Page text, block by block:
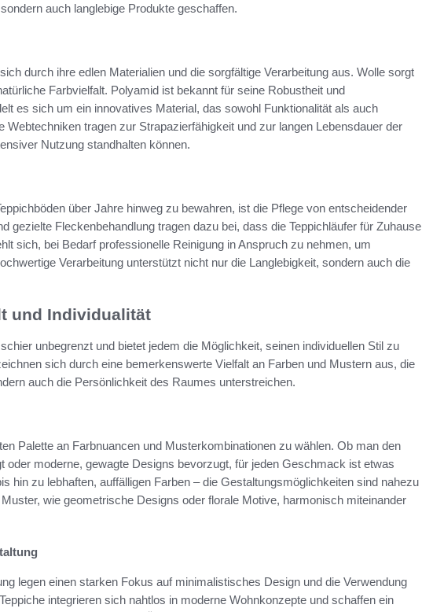
auch langlebige Produkte geschaffen.
durch ihre edlen Materialien und die sorgfältige Verarbeitung aus. Wolle sorgt
Farbvielfalt. Polyamid ist bekannt für seine Robustheit und
es sich um ein innovatives Material, das sowohl Funktionalität als auch
tragen zur Strapazierfähigkeit und zur langen Lebensdauer der
Nutzung standhalten können.
über Jahre hinweg zu bewahren, ist die Pflege von entscheidender
gezielte Fleckenbehandlung tragen dazu bei, dass die Teppichläufer für Zuhause
sich, bei Bedarf professionelle Reinigung in Anspruch zu nehmen, um
Verarbeitung unterstützt nicht nur die Langlebigkeit, sondern auch die
und Individualität
unbegrenzt und bietet jedem die Möglichkeit, seinen individuellen Stil zu
sich durch eine bemerkenswerte Vielfalt an Farben und Mustern aus, die
auch die Persönlichkeit des Raumes unterstreichen.
Palette an Farbnuancen und Musterkombinationen zu wählen. Ob man den
oder moderne, gewagte Designs bevorzugt, für jeden Geschmack ist etwas
hin zu lebhaften, auffälligen Farben – die Gestaltungsmöglichkeiten sind nahezu
wie geometrische Designs oder florale Motive, harmonisch miteinander
legen einen starken Fokus auf minimalistisches Design und die Verwendung
integrieren sich nahtlos in moderne Wohnkonzepte und schaffen ein